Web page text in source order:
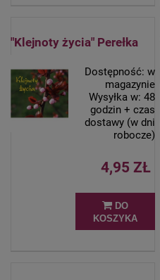
"Klejnoty życia" Perełka
Dostępność: w
magazynie
Wysyłka w: 48
godzin + czas
dostawy (w dni
robocze)
4,95 ZŁ
DO
KOSZYKA